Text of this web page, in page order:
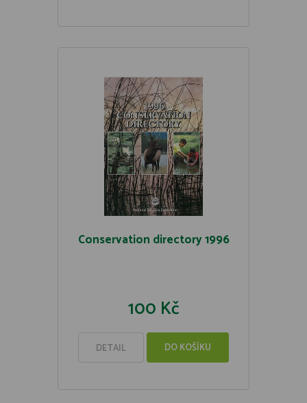
Conservation directory 1996
100 Kč
DETAIL DO KOŠÍKU